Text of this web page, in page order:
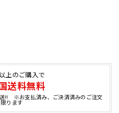
上のご購入で
送料無料
!! ※お支払済み、ご決済済みのご注文
限ります